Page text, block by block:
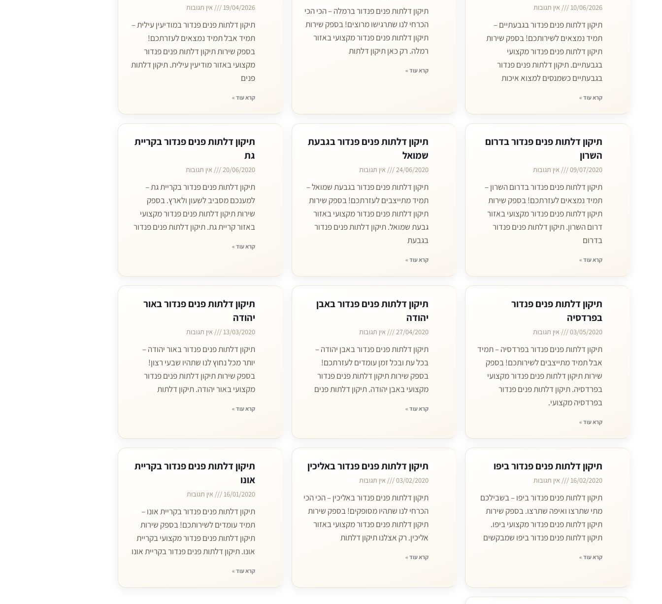
10/06/2026 אין תגובות
תיקון דלתות פנים פנדור בגבעתיים –
תמיד נמצאים לשירותכם! בספק שירות
תיקון דלתות פנים פנדור מקצועי
בגבעתיים. תיקון דלתות פנים פנדור
בגבעתיים כשמנסים למצוא איכות
קרא עוד »
תיקון דלתות פנים פנדור ברמלה – הכי הכי
הכרחי לנו שתרגישו מרוצים! בספק שירות
תיקון דלתות פנים פנדור מקצועי באזור
רמלה. רק כאן תיקון דלתות
קרא עוד »
19/04/2026 אין תגובות
תיקון דלתות פנים פנדור במודיעין עילית –
תמיד אבל תמיד נמצאים לעזרתכם!
בספק שירות תיקון דלתות פנים פנדור
מקצועי באזור מודיעין עילית. תיקון דלתות
פנים
קרא עוד »
תיקון דלתות פנים פנדור בדרום
השרון
09/07/2020 אין תגובות
תיקון דלתות פנים פנדור בדרום השרון –
תמיד נמצאים לעזרתכם! בספק שירות
תיקון דלתות פנים פנדור מקצועי באזור
דרום השרון. תיקון דלתות פנים פנדור
בדרום
קרא עוד »
תיקון דלתות פנים פנדור בגבעת
שמואל
24/06/2020 אין תגובות
תיקון דלתות פנים פנדור בגבעת שמואל –
תמיד מתייצבים לעזרתכם! בספק שירות
תיקון דלתות פנים פנדור מקצועי באזור
גבעת שמואל. תיקון דלתות פנים פנדור
בגבעת
קרא עוד »
תיקון דלתות פנים פנדור בקריית
גת
20/06/2020 אין תגובות
תיקון דלתות פנים פנדור בקריית גת –
למענכם מסביב לשעון ולארץ. בספק
שירות תיקון דלתות פנים פנדור מקצועי
באזור קריית גת. תיקון דלתות פנים פנדור
קרא עוד »
תיקון דלתות פנים פנדור
בפרדסיה
03/05/2020 אין תגובות
תיקון דלתות פנים פנדור בפרדסיה – תמיד
אבל תמיד מתייצבים לשירותכם! בספק
שירות תיקון דלתות פנים פנדור מקצועי
בפרדסיה. תיקון דלתות פנים פנדור
בפרדסיה מקצועי.
קרא עוד »
תיקון דלתות פנים פנדור באבן
יהודה
27/04/2020 אין תגובות
תיקון דלתות פנים פנדור באבן יהודה –
בכל עת ובכל זמן עומדים לעזרתכם!
בספק שירות תיקון דלתות פנים פנדור
מקצועי באבן יהודה. תיקון דלתות פנים
קרא עוד »
תיקון דלתות פנים פנדור באור
יהודה
13/03/2020 אין תגובות
תיקון דלתות פנים פנדור באור יהודה –
יותר מכל נחוץ לנו שתהיו שבעי רצון!
בספק שירות תיקון דלתות פנים פנדור
מקצועי באור יהודה. תיקון דלתות
קרא עוד »
תיקון דלתות פנים פנדור ביפו
16/02/2020 אין תגובות
תיקון דלתות פנים פנדור ביפו – בשבילכם
מתי שתרצו ואיפה שתרצו. בספק שירות
תיקון דלתות פנים פנדור מקצועי ביפו.
תיקון דלתות פנים פנדור ביפו שמבקשים
קרא עוד »
תיקון דלתות פנים פנדור באליכין
03/02/2020 אין תגובות
תיקון דלתות פנים פנדור באליכין – הכי הכי
הכרחי לנו שתהיו מסופקים! בספק שירות
תיקון דלתות פנים פנדור מקצועי באזור
אליכין. רק אצלנו תיקון דלתות
קרא עוד »
תיקון דלתות פנים פנדור בקריית
אונו
16/01/2020 אין תגובות
תיקון דלתות פנים פנדור בקריית אונו –
תמיד עומדים לשירותכם! בספק שירות
תיקון דלתות פנים פנדור מקצועי בקריית
אונו. תיקון דלתות פנים פנדור בקריית אונו
קרא עוד »